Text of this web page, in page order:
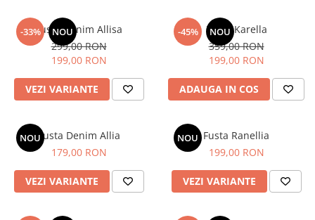
-33% NOU
Fusta Denim Allisa
299,00 RON
199,00 RON
VEZI VARIANTE
-45% NOU
Fusta Karella
359,00 RON
199,00 RON
ADAUGA IN COS
NOUFusta Denim Allia
179,00 RON
VEZI VARIANTE
NOU Fusta Ranellia
199,00 RON
VEZI VARIANTE